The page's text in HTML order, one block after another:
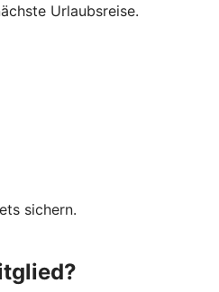
Urlaubsreise.
sichern.